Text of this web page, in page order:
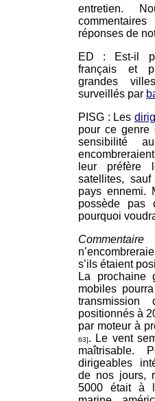
entretien.
réponses de
ED : Est-il
français et
grandes
surveillés par
PISG : Les
pour ce
sensibilité
leur préfère
satellites, sauf
pays ennemi.
possède pas
pourquoi
Commentaire
s’ils étaient
La prochaine
mobiles
transmission
positionnés à
par moteur à
63]. Le vent
maîtrisable.
dirigeables
de nos jours,
5000 était à